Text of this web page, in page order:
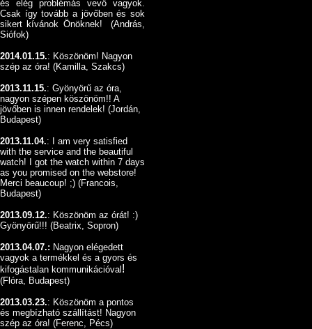
és elég problémás vevő vagyok.
Csak így tovább a jövőben és sok
sikert kívánok Önöknek! (András,
Siófok)
2014.01.15.: Köszönöm! Nagyon
szép az óra! (Kamilla, Szakcs)
2013.11.15.: Gyönyörű az óra,
nagyon szépen köszönöm!! A
jövőben is innen rendelek! (Jordán,
Budapest)
2013.11.04.: I am very satisfied
with the service and the beautiful
watch! I got the watch within 7 days
as you promised on the webstore!
Merci beaucoup! ;) (Francois,
Budapest)
2013.09.12.: Köszönöm az órát! :)
Gyönyörű!!! (Beatrix, Sopron)
2013.04.07.: Nagyon elégedett
vagyok a termékkel és a gyors és
kifogástalan kommunikációval !
(Flóra, Budapest)
2013.03.23.: Köszönöm a pontos
és megbízható szállítást! Nagyon
szép az óra! (Ferenc, Pécs)